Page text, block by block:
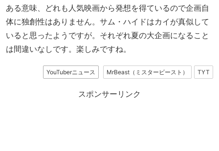
ある意味、どれも人気映画から発想を得ているので企画自
体に独創性はありません。サム・ハイドはカイが真似して
いると思ったようですが。それぞれ夏の大企画になること
は間違いなしです。楽しみですね。
YouTuberニュース MrBeast（ミスタービースト） TYT
スポンサーリンク